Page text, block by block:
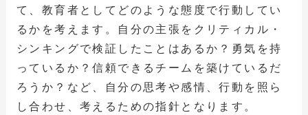
て、教育者としてどのような態度で行動してい
るかを考えます。自分の主張をクリティカル・
シンキングで検証したことはあるか？勇気を持
っているか？信頼できるチームを築けているだ
ろうか？など、自分の思考や感情、行動を照ら
し合わせ、考えるための指針となります。